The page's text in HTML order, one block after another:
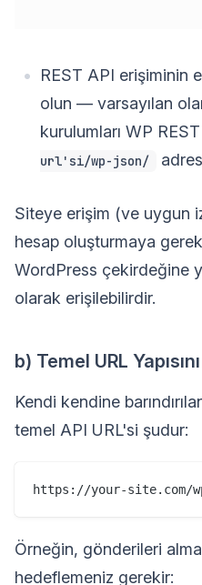
REST API erişiminin
olun — varsayılan
kurulumları WP
url'si/wp-json/
Siteye erişim (ve uygun
hesap oluşturmaya
WordPress çekirdeğine
olarak erişilebilirdir.
b) Temel URL
Kendi kendine
temel API URL'si şudur:
Örneğin, gönderileri
hedeflemeniz gerekir: